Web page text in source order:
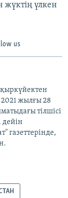
жүктің үлкен
us
2021 жылғы 28
тілшісі
дейін
газеттерінде,